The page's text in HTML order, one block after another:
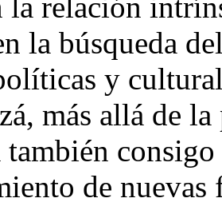
la relación
la búsqueda
y
más allá de
también
de nuevas